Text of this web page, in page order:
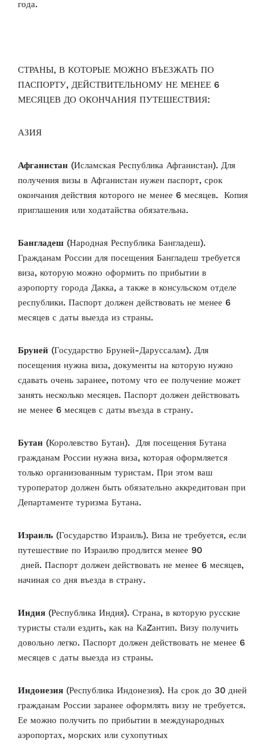
года.
СТРАНЫ, В КОТОРЫЕ МОЖНО ВЪЕЗЖАТЬ ПО
ПАСПОРТУ, ДЕЙСТВИТЕЛЬНОМУ НЕ МЕНЕЕ 6
МЕСЯЦЕВ ДО ОКОНЧАНИЯ ПУТЕШЕСТВИЯ:
АЗИЯ
Афганистан (Исламская Республика Афганистан). Для
получения визы в Афганистан нужен паспорт, срок
окончания действия которого не менее 6 месяцев. Копия
приглашения или ходатайства обязательна.
Бангладеш (Народная Республика Бангладеш).
Гражданам России для посещения Бангладеш требуется
виза, которую можно оформить по прибытии в
аэропорту города Дакка, а также в консульском отделе
республики. Паспорт должен действовать не менее 6
месяцев с даты выезда из страны.
Бруней (Государство Бруней-Даруссалам). Для
посещения нужна виза, документы на которую нужно
сдавать очень заранее, потому что ее получение может
занять несколько месяцев. Паспорт должен действовать
не менее 6 месяцев с даты въезда в страну.
Бутан (Королевство Бутан). Для посещения Бутана
гражданам России нужна виза, которая оформляется
только организованным туристам. При этом ваш
туроператор должен быть обязательно аккредитован при
Департаменте туризма Бутана.
Израиль (Государство Израиль). Виза не требуется, если
путешествие по Израилю продлится менее 90
дней. Паспорт должен действовать не менее 6 месяцев,
начиная со дня въезда в страну.
Индия (Республика Индия). Страна, в которую русские
туристы стали ездить, как на КаZантип. Визу получить
довольно легко. Паспорт должен действовать не менее 6
месяцев с даты выезда из страны.
Индонезия (Республика Индонезия). На срок до 30 дней
гражданам России заранее оформлять визу не требуется.
Ее можно получить по прибытии в международных
аэропортах, морских или сухопутных